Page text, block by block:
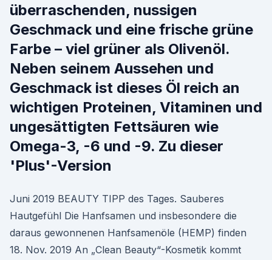
überraschenden, nussigen
Geschmack und eine frische grüne
Farbe – viel grüner als Olivenöl.
Neben seinem Aussehen und
Geschmack ist dieses Öl reich an
wichtigen Proteinen, Vitaminen und
ungesättigten Fettsäuren wie
Omega-3, -6 und -9. Zu dieser
'Plus'-Version
Juni 2019 BEAUTY TIPP des Tages. Sauberes
Hautgefühl Die Hanfsamen und insbesondere die
daraus gewonnenen Hanfsamenöle (HEMP) finden
18. Nov. 2019 An „Clean Beauty“-Kosmetik kommt